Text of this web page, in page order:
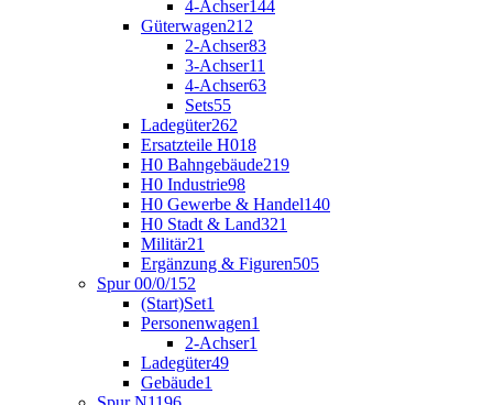
4-Achser144
Güterwagen212
2-Achser83
3-Achser11
4-Achser63
Sets55
Ladegüter262
Ersatzteile H018
H0 Bahngebäude219
H0 Industrie98
H0 Gewerbe & Handel140
H0 Stadt & Land321
Militär21
Ergänzung & Figuren505
Spur 00/0/1 52
(Start)Set1
Personenwagen1
2-Achser1
Ladegüter49
Gebäude1